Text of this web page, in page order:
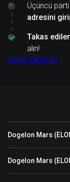
Üçüncü
adresini
Takas edilen
alın!
Şimdi Takas Et
Dogelon Mars
Dogelon Mars